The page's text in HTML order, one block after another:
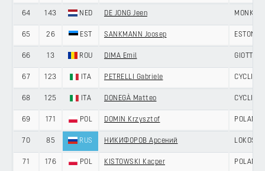
64 143 NED DE JONG Jeen MONKEY
65 26 EST SANKMANN Joosep ESTONIA
66 13 ROU DIMA Emil GIOTTI
67 123 ITA PETRELLI Gabriele CYCLING
68 125 ITA DONEGÀ Matteo CYCLING
69 171 POL DOMIN Krzysztof POLAND
70 85 RUS НИКИФОРОВ Арсений
71 176 POL KISTOWSKI Kacper POLAND